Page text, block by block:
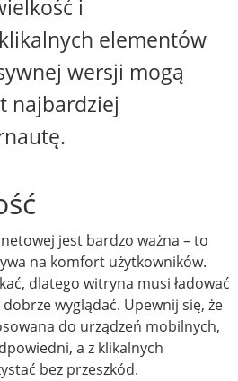
i
elementów
wersji mogą
najbardziej
jest bardzo ważna – to
na komfort użytkowników.
dlatego witryna musi ładować
wyglądać. Upewnij się, że
do urządzeń mobilnych,
a z klikalnych
bez przeszkód.